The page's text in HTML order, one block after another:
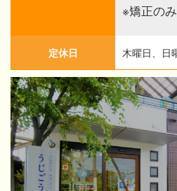
※矯正の
定休日 木曜日、日